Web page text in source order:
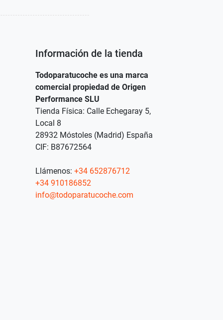
Información de la tienda
Todoparatucoche es una marca
comercial propiedad de Origen
Performance SLU
Tienda Física: Calle Echegaray 5,
Local 8
28932 Móstoles (Madrid) España
CIF: B87672564
Llámenos: +34 652876712
+34 910186852
info@todoparatucoche.com